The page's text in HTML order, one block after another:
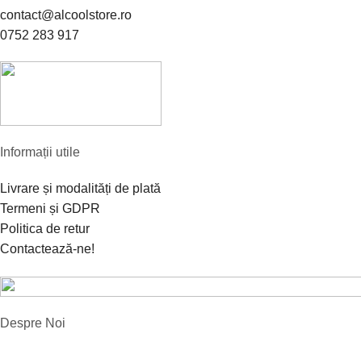
contact@alcoolstore.ro
0752 283 917
Informații utile
Livrare și modalități de plată
Termeni și GDPR
Politica de retur
Contactează-ne!
Despre Noi